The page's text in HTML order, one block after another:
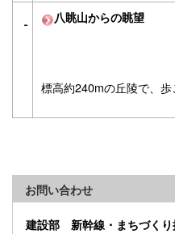
八眺山からの眺望
標高約240mの丘陵で、
お問い合わせ
建設部 新幹線・まちづくり